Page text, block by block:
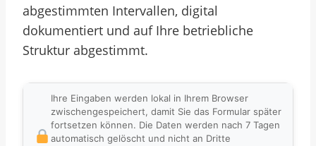
abgestimmten Intervallen, digital
dokumentiert und auf Ihre betriebliche
Struktur abgestimmt.
Ihre Eingaben werden lokal in Ihrem Browser
zwischengespeichert, damit Sie das Formular später
fortsetzen können. Die Daten werden nach 7 Tagen
automatisch gelöscht und nicht an Dritte